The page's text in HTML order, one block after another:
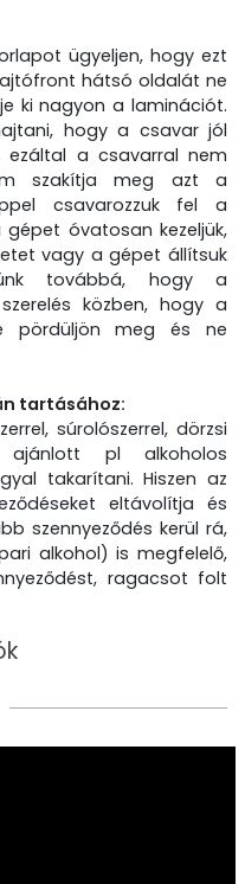
ügyeljen, hogy ezt
hátsó oldalát ne
ki nagyon a laminációt.
hogy a csavar jól
a csavarral nem
szakítja meg azt a
csavarozzuk fel a
óvatosan kezeljük,
vagy a gépet állítsuk
továbbá, hogy a
közben, hogy a
pördüljön meg és ne
tartásához:
súrolószerrel, dörzsi
ajánlott pl alkoholos
takarítani. Hiszen az
eltávolítja és
szennyeződés kerül rá,
alkohol) is megfelelő,
ragacsot folt